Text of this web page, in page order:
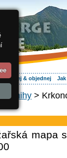
Hledej & objednej
Knihy >
mapa